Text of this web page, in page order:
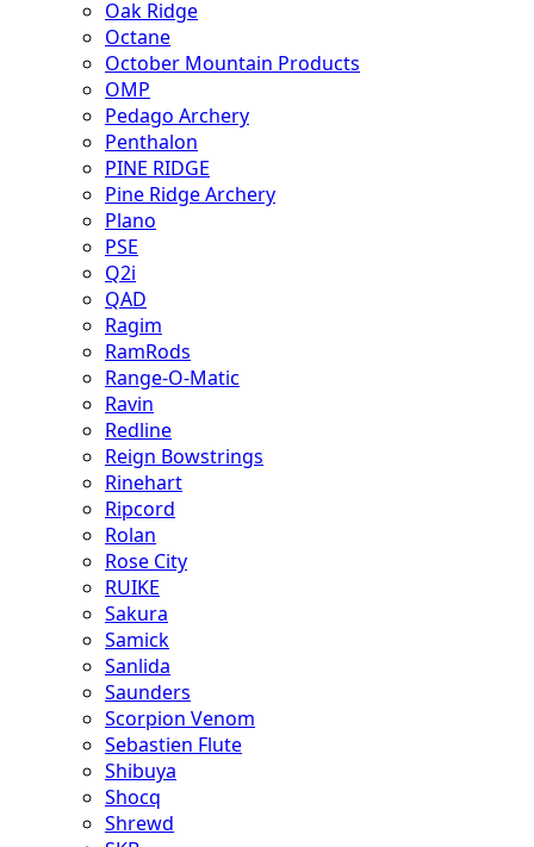
Oak Ridge
Octane
October Mountain Products
OMP
Pedago Archery
Penthalon
PINE RIDGE
Pine Ridge Archery
Plano
PSE
Q2i
QAD
Ragim
RamRods
Range-O-Matic
Ravin
Redline
Reign Bowstrings
Rinehart
Ripcord
Rolan
Rose City
RUIKE
Sakura
Samick
Sanlida
Saunders
Scorpion Venom
Sebastien Flute
Shibuya
Shocq
Shrewd